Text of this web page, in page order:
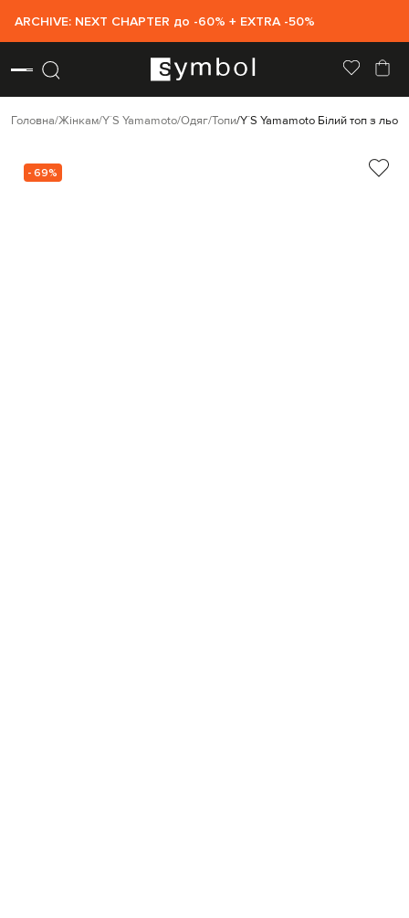
ARCHIVE: NEXT CHAPTER до -60% + EXTRA -50%
Головна Жінкам Y`S Yamamoto Одяг Топи Y`S Yamamoto Білий топ з льону
- 69%